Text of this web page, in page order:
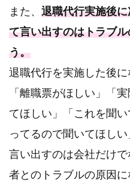
また、 退職代行実施後
て言い出すのはトラブ
う。
退職代行を実施した後に
「離職票がほしい」「
てほしい」「これを聞
ってるので聞いてほし
言い出すのは会社だけ
者とのトラブルの原因に